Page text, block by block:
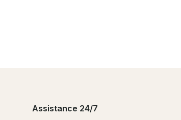
Assistance 24/7